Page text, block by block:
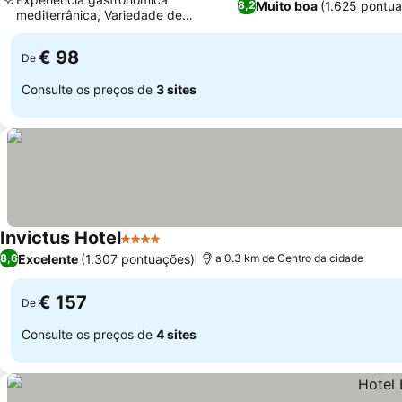
8,2Muito boa (1.625
mediterrânica, Variedade de
atividades recreativas
De € 98
Consulte os preços de 3 sites
Invictus Hotel4 Estrelas
8,6Excelente (1.307 pontuações) a 0.3 km de Centro da cidade
De € 157
Consulte os preços de 4 sites